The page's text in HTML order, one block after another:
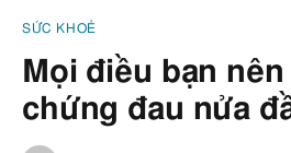
SỨC KHOẺ
Mọi điều bạn
chứng đau nửa